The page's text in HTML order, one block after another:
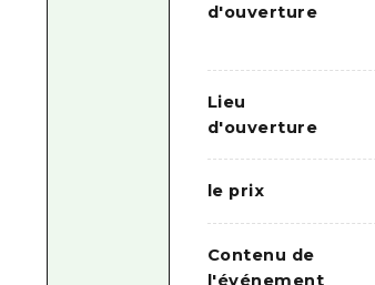
d'ouverture
Lieu
d'ouverture
le prix
Contenu de
l'événement